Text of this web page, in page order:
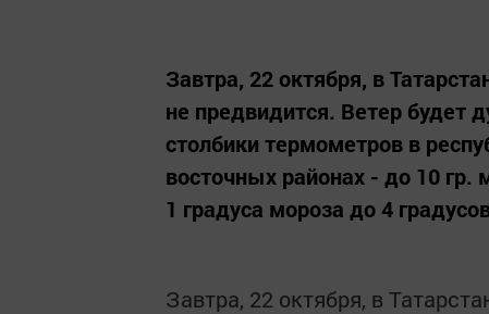
Завтра, 22 октября, в
не предвидится. Ветер
столбики термометров в
восточных районах - до 10 гр.
1 градуса мороза до 4
Завтра, 22 октября, в